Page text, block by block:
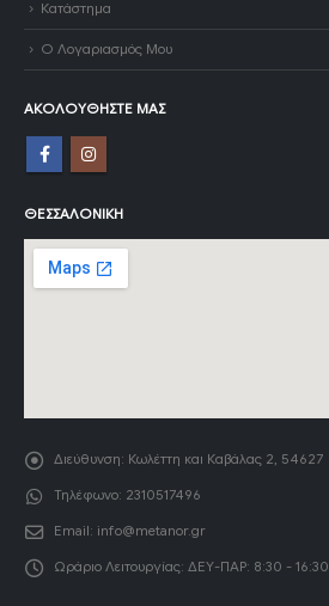
Κατάστημα
Ο Λογαριασμός Μου
ΑΚΟΛΟΥΘΉΣΤΕ ΜΑΣ
ΘΕΣΣΑΛΟΝΊΚΗ
Διεύθυνση: Κωλέττη και Καβάλας 2, 54627
Τηλέφωνο: 2310517496
Email: info@metanor.gr
Ωράριο Λειτουργίας: ΔΕΥ-ΠΑΡ: 8:30 - 16:30